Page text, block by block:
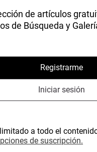
de artículos
de Búsqueda y
Registrarme
Iniciar sesión
a todo el
de suscripción.